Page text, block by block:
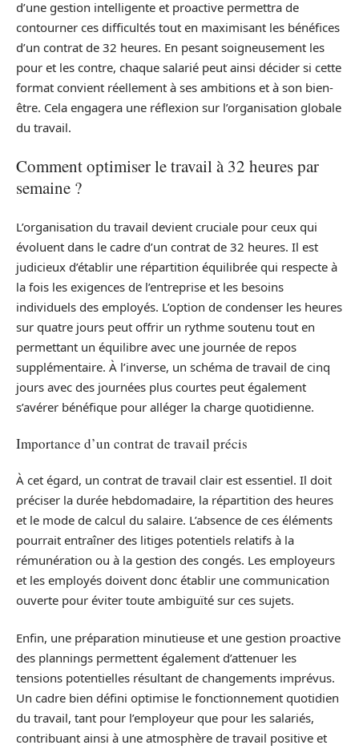
d’une gestion intelligente et proactive permettra de
contourner ces difficultés tout en maximisant les bénéfices
d’un contrat de 32 heures. En pesant soigneusement les
pour et les contre, chaque salarié peut ainsi décider si cette
format convient réellement à ses ambitions et à son bien-
être. Cela engagera une réflexion sur l’organisation globale
du travail.
Comment optimiser le travail à 32 heures par
semaine ?
L’organisation du travail devient cruciale pour ceux qui
évoluent dans le cadre d’un contrat de 32 heures. Il est
judicieux d’établir une répartition équilibrée qui respecte à
la fois les exigences de l’entreprise et les besoins
individuels des employés. L’option de condenser les heures
sur quatre jours peut offrir un rythme soutenu tout en
permettant un équilibre avec une journée de repos
supplémentaire. À l’inverse, un schéma de travail de cinq
jours avec des journées plus courtes peut également
s’avérer bénéfique pour alléger la charge quotidienne.
Importance d’un contrat de travail précis
À cet égard, un contrat de travail clair est essentiel. Il doit
préciser la durée hebdomadaire, la répartition des heures
et le mode de calcul du salaire. L’absence de ces éléments
pourrait entraîner des litiges potentiels relatifs à la
rémunération ou à la gestion des congés. Les employeurs
et les employés doivent donc établir une communication
ouverte pour éviter toute ambiguïté sur ces sujets.
Enfin, une préparation minutieuse et une gestion proactive
des plannings permettent également d’attenuer les
tensions potentielles résultant de changements imprévus.
Un cadre bien défini optimise le fonctionnement quotidien
du travail, tant pour l’employeur que pour les salariés,
contribuant ainsi à une atmosphère de travail positive et